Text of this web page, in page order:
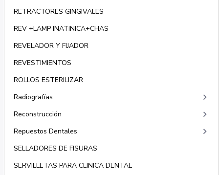
RETRACTORES GINGIVALES
REV +LAMP INATINICA+CHAS
REVELADOR Y FIJADOR
REVESTIMIENTOS
ROLLOS ESTERILIZAR
Radiografías
keyboard_arrow_right
Reconstrucción keyboard_arrow_right
Repuestos Dentales keyboard_arrow_right
SELLADORES DE FISURAS
SERVILLETAS PARA CLINICA DENTAL